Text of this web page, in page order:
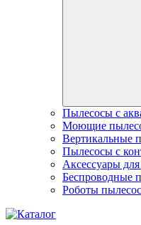
Пылесосы с
Моющие
Вертикальные
Пылесосы с
Аксессуары
Беспроводные
Роботы